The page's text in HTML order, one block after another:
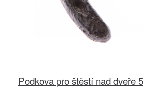
Podkova pro štěstí nad dveře